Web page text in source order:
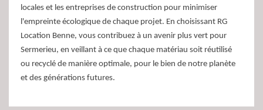
locales et les entreprises de construction pour minimiser
l'empreinte écologique de chaque projet. En choisissant RG
Location Benne, vous contribuez à un avenir plus vert pour
Sermerieu, en veillant à ce que chaque matériau soit réutilisé
ou recyclé de manière optimale, pour le bien de notre planète
et des générations futures.